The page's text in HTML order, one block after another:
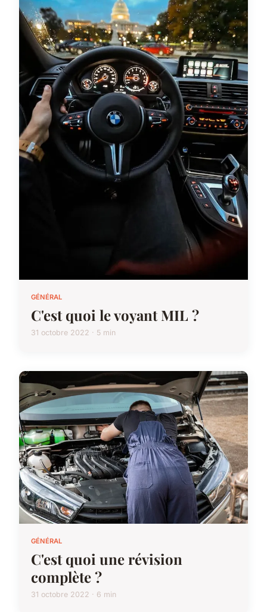
GÉNÉRAL
C'est quoi le voyant MIL ?
31 octobre 2022 · 5 min
GÉNÉRAL
C'est quoi une révision
complète ?
31 octobre 2022 · 6 min